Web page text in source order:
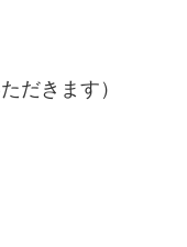
だきます）